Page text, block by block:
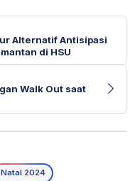
Alternatif Antisipasi
di HSU
Walk Out saat
Natal 2024